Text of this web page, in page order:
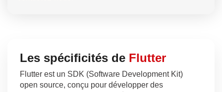
Les spécificités de Flutter
Flutter est un SDK (Software Development Kit)
open source, conçu pour développer des